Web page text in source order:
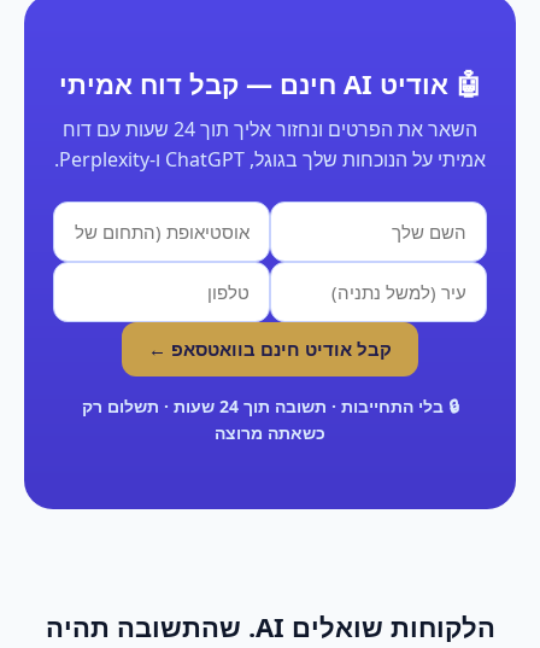
🤖 אודיט AI חינם — קבל דוח אמיתי
השאר את הפרטים ונחזור אליך תוך 24 שעות עם דוח
אמיתי על הנוכחות שלך בגוגל, ChatGPT ו-Perplexity.
קבל אודיט חינם בוואטסאפ ←
🔒 בלי התחייבות · תשובה תוך 24 שעות · תשלום רק
כשאתה מרוצה
הלקוחות שואלים AI. שהתשובה תהיה